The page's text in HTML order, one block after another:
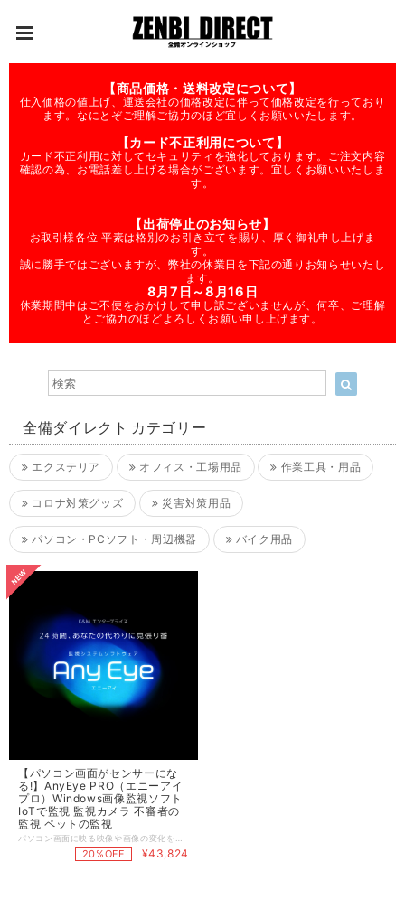
【商品価格・送料改定について】
仕入価格の値上げ、運送会社の価格改定に伴って価格改定を行っており
ます。なにとぞご理解ご協力のほど宜しくお願いいたします。
【カード不正利用について】
カード不正利用に対してセキュリティを強化しております。ご注文内容
確認の為、お電話差し上げる場合がございます。宜しくお願いいたしま
す。
【出荷停止のお知らせ】
お取引様各位 平素は格別のお引き立てを賜り、厚く御礼申し上げま
す。
誠に勝手ではございますが、弊社の休業日を下記の通りお知らせいたし
ます。
8月7日～8月16日
休業期間中はご不便をおかけして申し訳ございませんが、何卒、ご理解
とご協力のほどよろしくお願い申し上げます。
全備ダイレクト カテゴリー
エクステリア オフィス・工場用品 作業工具・用品
コロナ対策グッズ 災害対策用品
パソコン・PCソフト・周辺機器 バイク用品
【パソコン画面がセンサーにな
る!】AnyEye PRO（エニーアイ
プロ）Windows画像監視ソフト
IoTで監視 監視カメラ 不審者の
監視 ペットの監視
20%OFF ¥43,824